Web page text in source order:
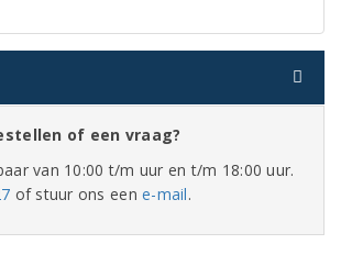
of een vraag?
van 10:00 t/m uur en t/m 18:00 uur.
of stuur ons eene-mail.